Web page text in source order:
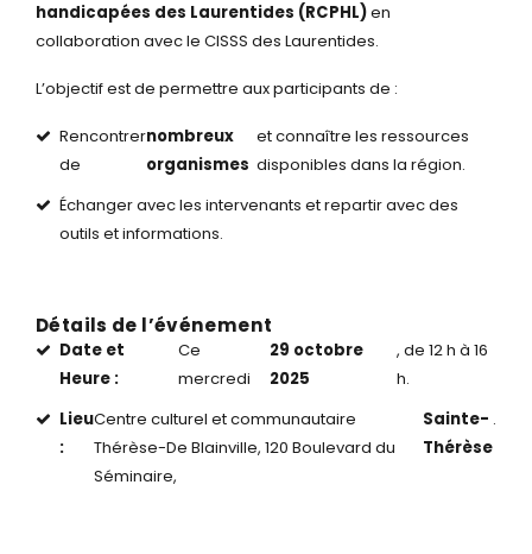
handicapées des Laurentides (RCPHL)en
collaboration avec le CISSS des Laurentides.
L’objectif est de permettre aux participants de :
Rencontrer
de
nombreux
organismes
et connaître les ressources
disponibles dans la région.
Échanger avec les intervenants et repartir avec des
outils et informations.
Détails de l’événement
Date et
Heure :
Ce
mercredi
29 octobre
2025
, de 12 h à 16
h.
Lieu
:
Centre culturel et communautaire
Thérèse-De Blainville, 120 Boulevard du
Séminaire,
Sainte-
Thérèse
.